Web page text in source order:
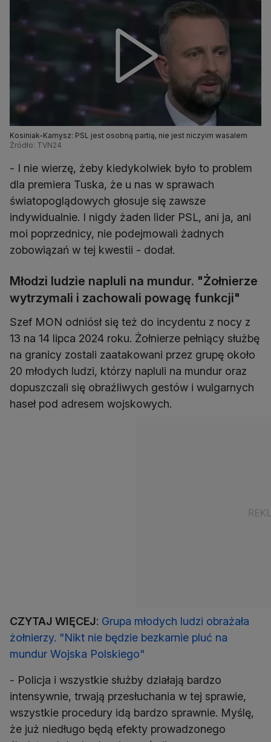
Kosiniak-Kamysz: PSL jest osobną partią, nie jest niczyim wasalem
Źródło: TVN24
- I nie wierzę, żeby kiedykolwiek było to problem
dla premiera Tuska, że u nas w sprawach
światopoglądowych głosuje się zawsze
indywidualnie. I nigdy żaden lider PSL, ani ja, ani
moi poprzednicy, nie podejmowali żadnych
zobowiązań w tej kwestii - dodał.
Młodzi ludzie napluli na mundur. "Żołnierze
wytrzymali i zachowali powagę funkcji"
Szef MON odniósł się też do incydentu z nocy z
13 na 14 lipca 2024 roku. Żołnierze pełniący służbę
na granicy zostali zaatakowani przez grupę około
20 młodych ludzi, którzy napluli na mundur oraz
dopuszczali się obraźliwych gestów i wulgarnych
haseł pod adresem wojskowych.
CZYTAJ WIĘCEJ: Grupa młodych ludzi obrażała
żołnierzy. "Nikt nie będzie bezkarnie pluć na
mundur Wojska Polskiego"
- Policja i wszystkie służby działają bardzo
intensywnie, trwają przesłuchania w tej sprawie,
wszystkie procedury idą bardzo sprawnie. Myślę,
że już niedługo będą efekty prowadzonego